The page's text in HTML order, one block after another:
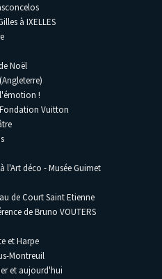
à IXELLES
Noël
!
Vuitton
l'Art déco - Musée Guimet
de Court Saint Etienne
de Bruno VOUTERS
et Harpe
Montreuil
et aujourd'hui